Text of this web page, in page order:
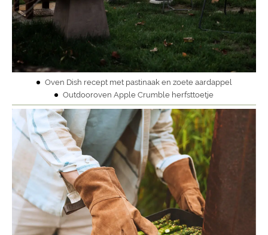
Oven Dish recept met pastinaak en zoete aardappel
Outdooroven Apple Crumble herfsttoetje